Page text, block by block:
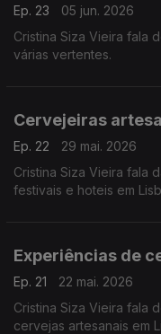
Ep. 23
05 jun. 2026
Cristina Siza Vieira fala
várias vertentes.
Cervejeiras
Ep. 22
29 mai. 2026
Cristina Siza Vieira fala
festivais e hoteis em
Experiências de
Ep. 21
22 mai. 2026
Cristina Siza Vieira fala
cervejas artesanais em